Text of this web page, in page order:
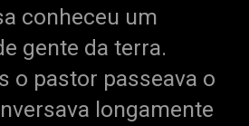
conheceu um
gente da terra.
o pastor passeava o
longamente